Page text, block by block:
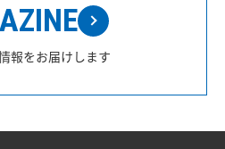
報をお届けします